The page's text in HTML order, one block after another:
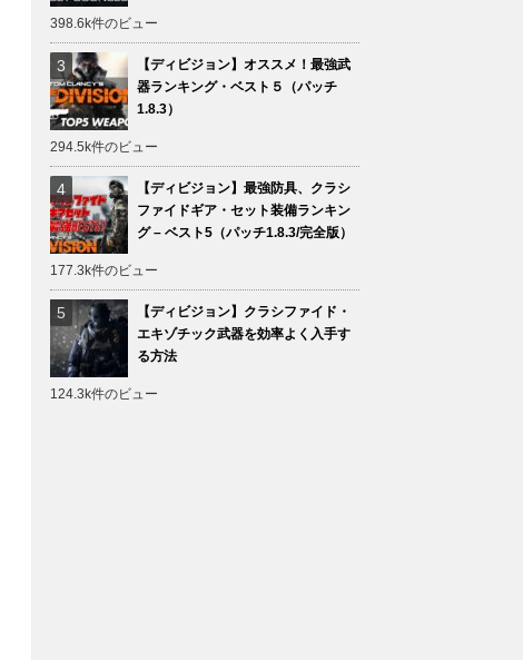
398.6k件のビュー
【ディビジョン】オススメ！最強武
器ランキング・ベスト５（パッチ
1.8.3）
294.5k件のビュー
【ディビジョン】最強防具、クラシ
ファイドギア・セット装備ランキン
グ – ベスト5（パッチ1.8.3/完全版）
177.3k件のビュー
【ディビジョン】クラシファイド・
エキゾチック武器を効率よく入手す
る方法
124.3k件のビュー